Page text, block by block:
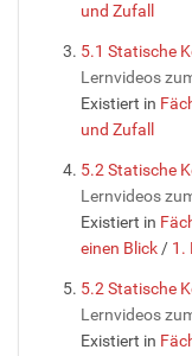
und Zufall
5.1 Statische
Lernvideos
Existiert in
und Zufall
5.2 Statische
Lernvideos
Existiert in
einen Blick / 1.
5.2 Statische
Lernvideos
Existiert in